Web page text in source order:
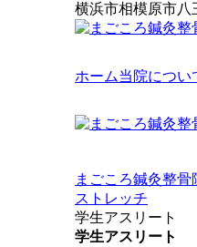
横浜市相模原市八
ホーム当院につい
まごころ鍼灸整骨
ストレッチ
学生アスリート
学生アスリート